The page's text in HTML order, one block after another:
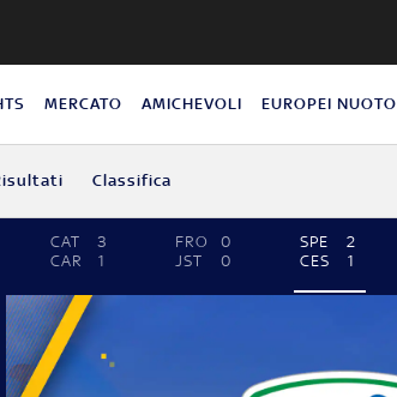
MERCATO AMICHEVOLI EUROPEI NUOTO
Classifica
CAT
3
CAR
1
FRO
0
JST
0
SPE
2
CES
1